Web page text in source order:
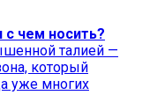
чем носить?
талией —
который
уже многих